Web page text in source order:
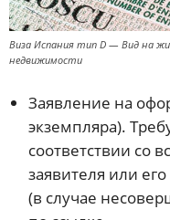
Виза Испания тип D — Вид на
недвижимости
Заявление на
экземпляра).
соответствии со
заявителя или
(в случае